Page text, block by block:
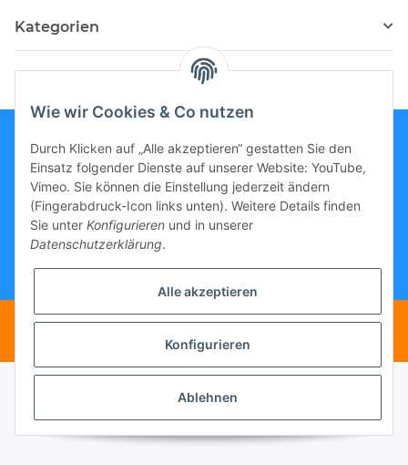
Kategorien
Informationen
Gesetzliche Informationen
Ohne Steuerausweis gemäß Kleinunternehmer-Regelung §19 UstG
Powered byJTL-Shop
Wie wir Cookies & Co nutzen
Durch Klicken auf „Alle akzeptieren“ gestatten Sie den
Einsatz folgender Dienste auf unserer Website: YouTube,
Vimeo. Sie können die Einstellung jederzeit ändern
(Fingerabdruck-Icon links unten). Weitere Details finden
Sie unter Konfigurieren und in unserer
Datenschutzerklärung.
Alle akzeptieren
Konfigurieren
Ablehnen